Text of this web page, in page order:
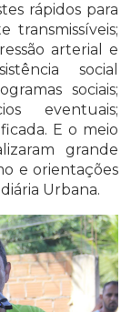
rápidos para
transmissíveis;
arterial e
social
sociais;
eventuais;
E o meio
grande
e orientações
Urbana.